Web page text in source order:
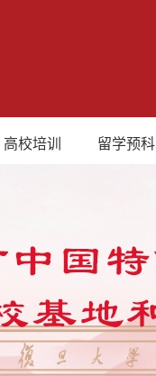
高校培训 留学预科